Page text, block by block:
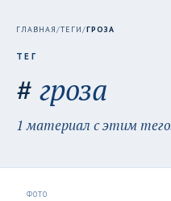
ГЛАВНАЯ/ТЕГИ/ГРОЗА
ТЕГ
# гроза
1 материал с этим